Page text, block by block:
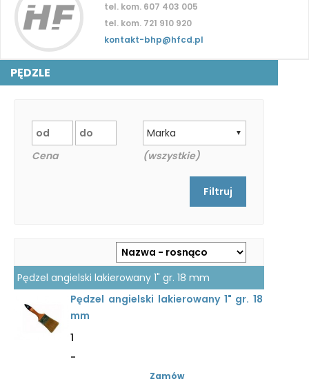
tel. kom. 607 403 005
tel. kom. 721 910 920
kontakt-bhp@hfcd.pl
PĘDZLE
Cena
▼
Marka
(wszystkie)
Pędzel angielski lakierowany 1" gr. 18 mm
Pędzel angielski lakierowany 1" gr. 18
mm
1
-
Zamów